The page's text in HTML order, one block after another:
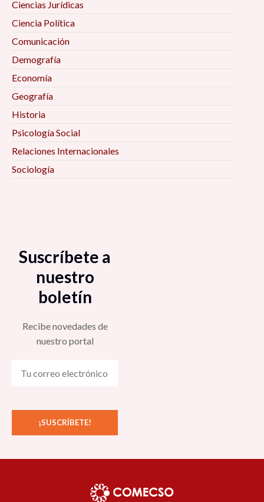
Ciencias Jurídicas
Ciencia Política
Comunicación
Demografía
Economía
Geografía
Historia
Psicología Social
Relaciones Internacionales
Sociología
Suscríbete a
nuestro
boletín
Recibe novedades de
nuestro portal